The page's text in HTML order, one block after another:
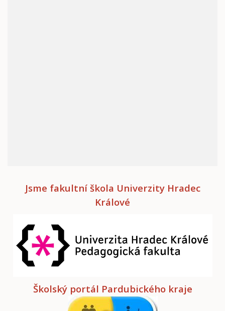
Jsme fakultní škola Univerzity Hradec
Králové
Školský portál Pardubického kraje